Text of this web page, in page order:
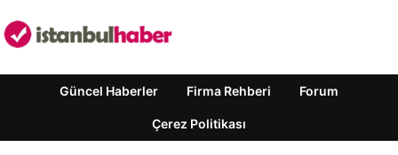
Güncel Haberler Firma Rehberi Forum
Çerez Politikası